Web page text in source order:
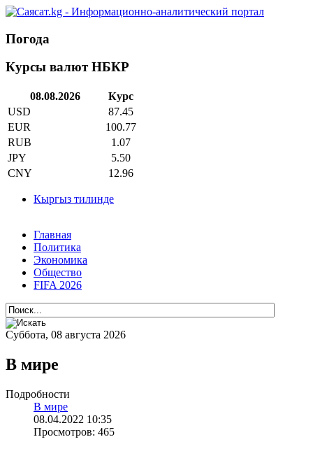
Погода
Курсы валют НБКР
08.08.2026
Курс
USD
87.45
EUR
100.77
RUB
1.07
JPY
5.50
CNY
12.96
Кыргыз тилинде
Главная
Политика
Экономика
Общество
FIFA 2026
Суббота, 08 августа 2026
В мире
Подробности
В мире
08.04.2022 10:35
Просмотров: 465